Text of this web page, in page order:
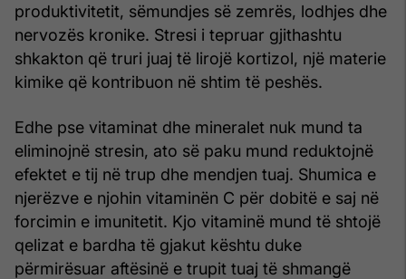
produktivitetit, sëmundjes së zemrës, lodhjes dhe
nervozës kronike. Stresi i tepruar gjithashtu
shkakton që truri juaj të lirojë kortizol, një materie
kimike që kontribuon në shtim të peshës.
Edhe pse vitaminat dhe mineralet nuk mund ta
eliminojnë stresin, ato së paku mund reduktojnë
efektet e tij në trup dhe mendjen tuaj. Shumica e
njerëzve e njohin vitaminën C për dobitë e saj në
forcimin e imunitetit. Kjo vitaminë mund të shtojë
qelizat e bardha të gjakut kështu duke
përmirësuar aftësinë e trupit tuaj të shmangë